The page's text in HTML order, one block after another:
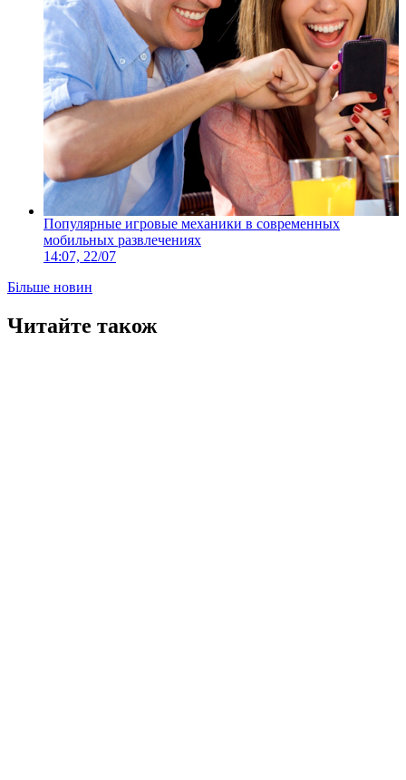
Популярные игровые механики в современных
мобильных развлечениях
14:07, 22/07
Більше новин
Читайте також